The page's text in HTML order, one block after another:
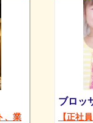
、業
ブロッ
【正社